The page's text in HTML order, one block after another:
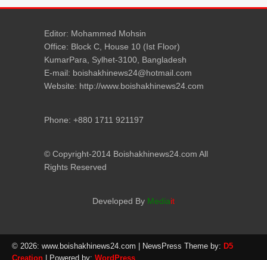
Editor: Mohammed Mohsin
Office: Block C, House 10 (Ist Floor)
KumarPara, Sylhet-3100, Bangladesh
E-mail: boishakhinews24@hotmail.com
Website: http://www.boishakhinews24.com
Phone: +880 1711 921197
© Copyright-2014 Boishakhinews24.com All
Rights Reserved
Developed By Mediait
© 2026: www.boishakhinews24.com | NewsPress Theme by: D5
Creation | Powered by: WordPress